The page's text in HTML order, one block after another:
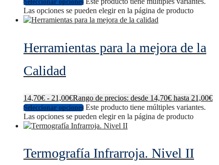
Seleccionar opciones
Las opciones se pueden elegir en la página de producto
Herramientas para la mejora de la
Calidad
14,70€ - 21,00€Rango de precios: desde 14,70€ hasta 21,00€
Seleccionar opciones Este producto tiene múltiples variantes.
Las opciones se pueden elegir en la página de producto
Termografía Infrarroja. Nivel II